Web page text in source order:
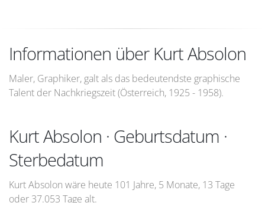
Informationen über Kurt Absolon
Maler, Graphiker, galt als das bedeutendste graphische
Talent der Nachkriegszeit (Österreich, 1925 - 1958).
Kurt Absolon · Geburtsdatum ·
Sterbedatum
Kurt Absolon wäre heute 101 Jahre, 5 Monate, 13 Tage
oder 37.053 Tage alt.